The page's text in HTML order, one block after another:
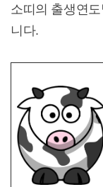
소띠의 출생연
니다.